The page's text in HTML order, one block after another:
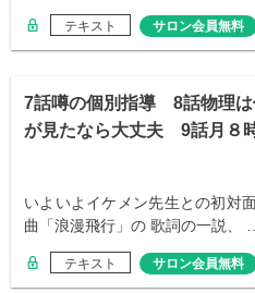
テキスト サロン会員無料
7話噂の個別指導 8話物理は
が見たなら大丈夫 9話月８
いよいよイケメン先生との初対
曲「浪漫飛行」の 歌詞の一説、 …
テキスト サロン会員無料